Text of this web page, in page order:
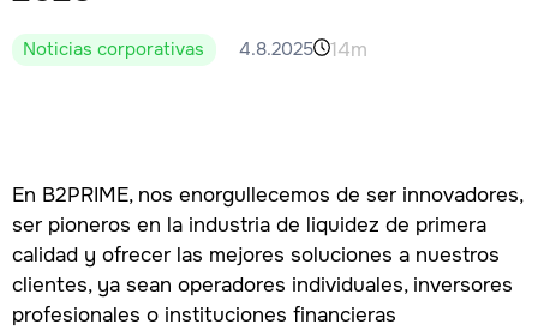
Noticias corporativas 4.8.2025 14m
En B2PRIME, nos enorgullecemos de ser innovadores,
ser pioneros en la industria de liquidez de primera
calidad y ofrecer las mejores soluciones a nuestros
clientes, ya sean operadores individuales, inversores
profesionales o instituciones financieras